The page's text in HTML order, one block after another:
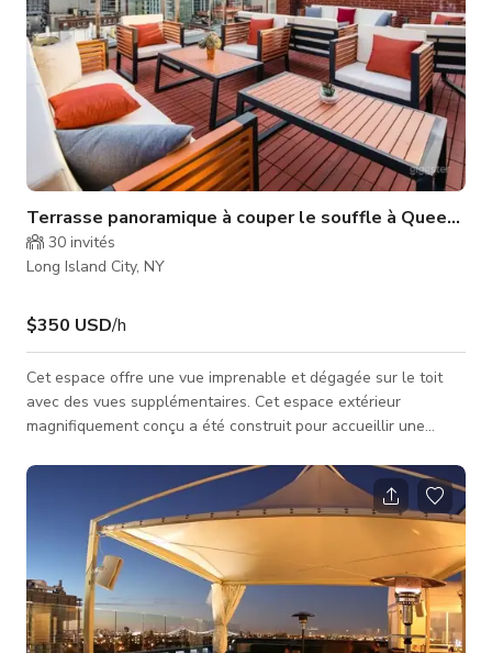
Terrasse panoramique à couper le souffle à Queens
30 invités
Long Island City, NY
$350 USD/h
Cet espace offre une vue imprenable et dégagée sur le toit
avec des vues supplémentaires. Cet espace extérieur
magnifiquement conçu a été construit pour accueillir une
plein air sur notre terrasse pour jusqu'à 25 invités. Contactez-
nous ici pour plus d'informations